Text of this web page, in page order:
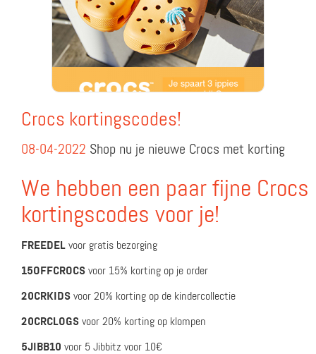
Crocs kortingscodes!
08-04-2022 Shop nu je nieuwe Crocs met korting
We hebben een paar fijne Crocs
kortingscodes voor je!
FREEDEL voor gratis bezorging
15OFFCROCS voor 15% korting op je order
20CRKIDS voor 20% korting op de kindercollectie
20CRCLOGS voor 20% korting op klompen
5JIBB10 voor 5 Jibbitz voor 10€